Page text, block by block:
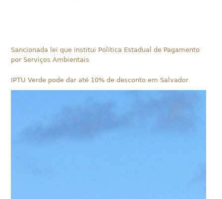
Sancionada lei que institui Política Estadual de Pagamento
por Serviços Ambientais
IPTU Verde pode dar até 10% de desconto em Salvador